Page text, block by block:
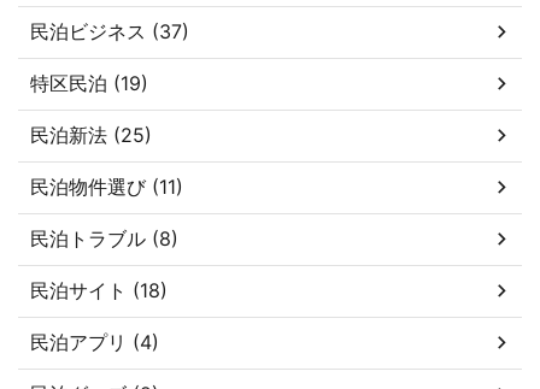
民泊ビジネス (37)
特区民泊 (19)
民泊新法 (25)
民泊物件選び (11)
民泊トラブル (8)
民泊サイト (18)
民泊アプリ (4)